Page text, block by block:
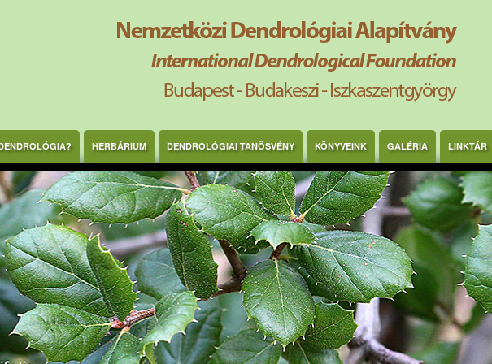
HERBÁRIUM DENDROLÓGIAI TANÖSVÉNY KÖNYVEINK GALÉRIA LINKTÁR